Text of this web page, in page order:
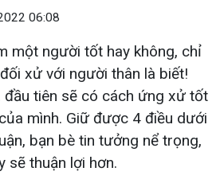
06:08
một người tốt hay không, chỉ
xử với người thân là biết!
tiên sẽ có cách ứng xử tốt
mình. Giữ được 4 điều dưới
bạn bè tin tưởng nể trọng,
sẽ thuận lợi hơn.